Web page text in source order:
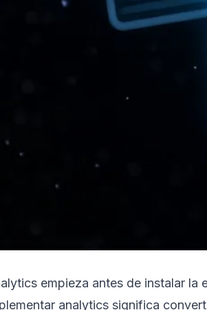
empieza antes de instalar la
analytics significa